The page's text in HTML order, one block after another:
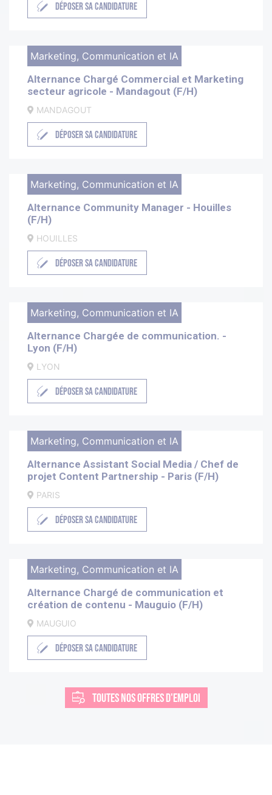
DÉPOSER SA CANDIDATURE
Marketing, Communication et IA
Alternance Chargé Commercial et Marketing
secteur agricole - Mandagout (F/H)
MANDAGOUT
DÉPOSER SA CANDIDATURE
Marketing, Communication et IA
Alternance Community Manager - Houilles
(F/H)
HOUILLES
DÉPOSER SA CANDIDATURE
Marketing, Communication et IA
Alternance Chargée de communication. -
Lyon (F/H)
LYON
DÉPOSER SA CANDIDATURE
Marketing, Communication et IA
Alternance Assistant Social Media / Chef de
projet Content Partnership - Paris (F/H)
PARIS
DÉPOSER SA CANDIDATURE
Marketing, Communication et IA
Alternance Chargé de communication et
création de contenu - Mauguio (F/H)
MAUGUIO
DÉPOSER SA CANDIDATURE
TOUTES NOS OFFRES D'EMPLOI